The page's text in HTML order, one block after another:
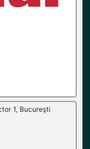
1, Bucureşti